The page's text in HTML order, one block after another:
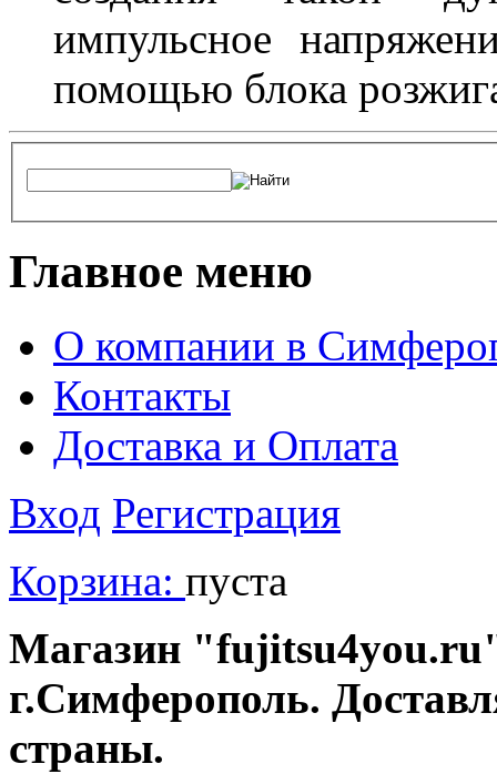
импульсное
помощью блока
Главное меню
О компании в
Контакты
Доставка и Оплата
Вход Регистрация
Корзина: пуста
Магазин
г.Симферополь.
страны.